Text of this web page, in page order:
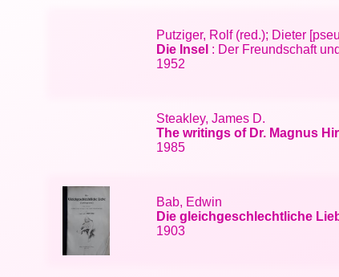
Putziger, Rolf (red.); Dieter
Die Insel : Der Freundschaft
1952
Steakley, James D.
The writings of Dr. Magnus
1985
Bab, Edwin
Die gleichgeschlechtliche
1903